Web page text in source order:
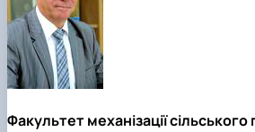
Факультет механізації